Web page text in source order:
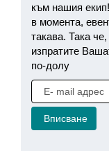
към нашия
в момента,
такава. Така
изпратите
по-долу